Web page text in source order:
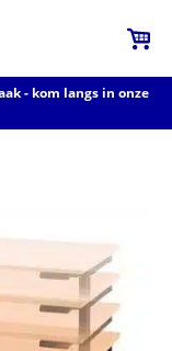
- kom langs in onze